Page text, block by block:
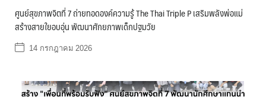
ศูนย์สุขภาพจิตที่ 7 ถ่ายทอดองค์ความรู้ The Thai Triple P เสริมพลังพ่อแม่
สร้างสายใยอบอุ่น พัฒนาศักยภาพเด็กปฐมวัย
14 กรกฎาคม 2026